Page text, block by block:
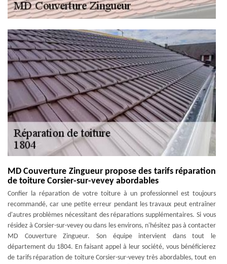
MD Couverture Zingueur propose des tarifs réparation
de toiture Corsier-sur-vevey abordables
Confier la réparation de votre toiture à un professionnel est toujours
recommandé, car une petite erreur pendant les travaux peut entraîner
d'autres problèmes nécessitant des réparations supplémentaires. Si vous
résidez à Corsier-sur-vevey ou dans les environs, n'hésitez pas à contacter
MD Couverture Zingueur. Son équipe intervient dans tout le
département du 1804. En faisant appel à leur société, vous bénéficierez
de tarifs réparation de toiture Corsier-sur-vevey très abordables, tout en